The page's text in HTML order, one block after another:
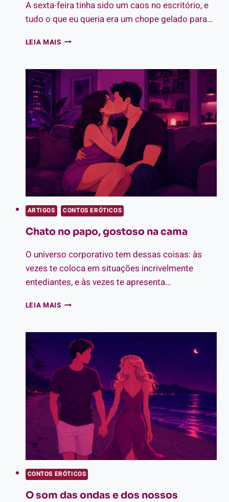
A sexta-feira tinha sido um caos no escritório, e
tudo o que eu queria era um chope gelado para…
LEIA MAISALÉM
GELADO:
CONTO
ERÓTICO
DE
TRAIÇÃO
NO
ARTIGOS CONTOS ERÓTICOS
Chato no papo, gostoso na cama
O universo corporativo tem dessas coisas: às
vezes te coloca em situações incrivelmente
entediantes, e às vezes te apresenta…
LEIA MAISCHATO
GOSTOSO
NA
CAMA
CONTOS ERÓTICOS
O som das ondas e dos nossos